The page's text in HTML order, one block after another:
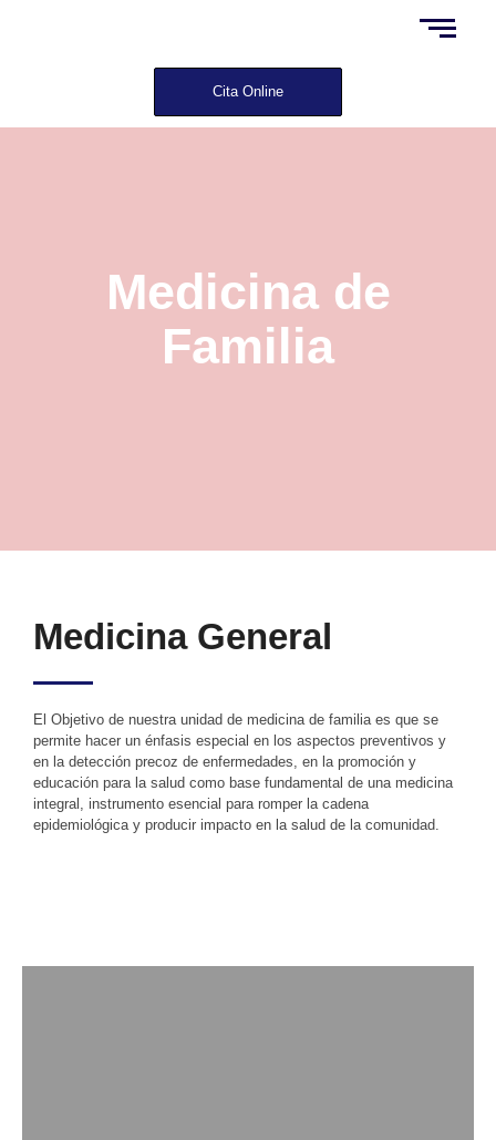
Cita Online
Medicina de
Familia
Medicina General
El Objetivo de nuestra unidad de medicina de familia es que se
permite hacer un énfasis especial en los aspectos preventivos y
en la detección precoz de enfermedades, en la promoción y
educación para la salud como base fundamental de una medicina
integral, instrumento esencial para romper la cadena
epidemiológica y producir impacto en la salud de la comunidad.